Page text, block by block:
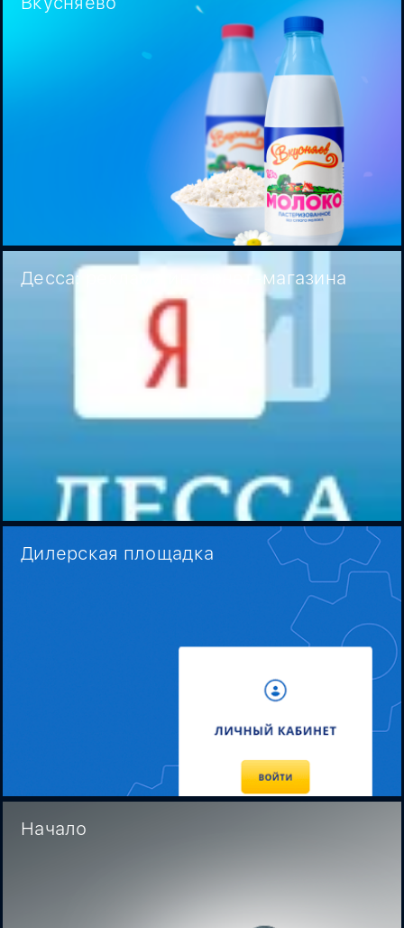
Десса: реклама интернет-магазина
Дилерская площадка
Начало